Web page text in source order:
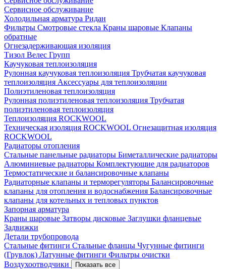
Сервисное обслуживание
Холодильная арматура Ридан
Фильтры Смотровые стекла Краны шаровые Клапаны
обратные
Огнезадерживающая изоляция
Тизол Велес Групп
Каучуковая теплоизоляция
Рулонная каучуковая теплоизоляция Трубчатая каучуковая
теплоизоляция Аксессуары для теплоизоляции
Полиэтиленовая теплоизоляция
Рулонная полиэтиленовая теплоизоляция Трубчатая
полиэтиленовая теплоизоляция
Теплоизоляция ROCKWOOL
Техническая изоляция ROCKWOOL Огнезащитная изоляция
ROCKWOOL
Радиаторы отопления
Стальные панельные радиаторы Биметаллические радиаторы
Алюминиевые радиаторы Комплектующие для радиаторов
Термостатические и балансировочные клапаны
Радиаторные клапаны и терморегуляторы Балансировочные
клапаны для отопления и водоснабжения Балансировочные
клапаны для котельных и тепловых пунктов
Запорная арматура
Краны шаровые Затворы дисковые Заглушки фланцевые
Задвижки
Детали трубопровода
Стальные фитинги Стальные фланцы Чугунные фитинги
(Грувлок) Латунные фитинги Фильтры очистки
Воздухоотводчики
Показать все